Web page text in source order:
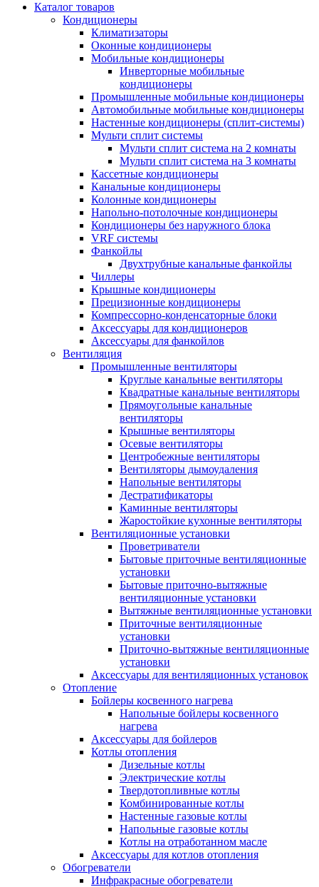
Каталог товаров
Кондиционеры
Климатизаторы
Оконные кондиционеры
Мобильные кондиционеры
Инверторные мобильные
кондиционеры
Промышленные мобильные кондиционеры
Автомобильные мобильные кондиционеры
Настенные кондиционеры (сплит-системы)
Мульти сплит системы
Мульти сплит система на 2 комнаты
Мульти сплит система на 3 комнаты
Кассетные кондиционеры
Канальные кондиционеры
Колонные кондиционеры
Напольно-потолочные кондиционеры
Кондиционеры без наружного блока
VRF системы
Фанкойлы
Двухтрубные канальные фанкойлы
Чиллеры
Крышные кондиционеры
Прецизионные кондиционеры
Компрессорно-конденсаторные блоки
Аксессуары для кондиционеров
Аксессуары для фанкойлов
Вентиляция
Промышленные вентиляторы
Круглые канальные вентиляторы
Квадратные канальные вентиляторы
Прямоугольные канальные
вентиляторы
Крышные вентиляторы
Осевые вентиляторы
Центробежные вентиляторы
Вентиляторы дымоудаления
Напольные вентиляторы
Дестратификаторы
Каминные вентиляторы
Жаростойкие кухонные вентиляторы
Вентиляционные установки
Проветриватели
Бытовые приточные вентиляционные
установки
Бытовые приточно-вытяжные
вентиляционные установки
Вытяжные вентиляционные установки
Приточные вентиляционные
установки
Приточно-вытяжные вентиляционные
установки
Аксессуары для вентиляционных установок
Отопление
Бойлеры косвенного нагрева
Напольные бойлеры косвенного
нагрева
Аксессуары для бойлеров
Котлы отопления
Дизельные котлы
Электрические котлы
Твердотопливные котлы
Комбинированные котлы
Настенные газовые котлы
Напольные газовые котлы
Котлы на отработанном масле
Аксессуары для котлов отопления
Обогреватели
Инфракрасные обогреватели